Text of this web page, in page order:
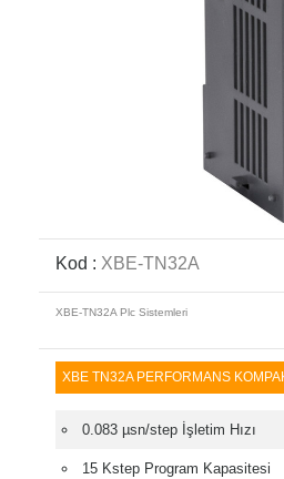
Kod : XBE-TN32A
XBE-TN32A Plc Sistemleri
XBE TN32A PERFORMANS
0.083 µsn/step İşletim Hızı
15 Kstep Program Kapasitesi